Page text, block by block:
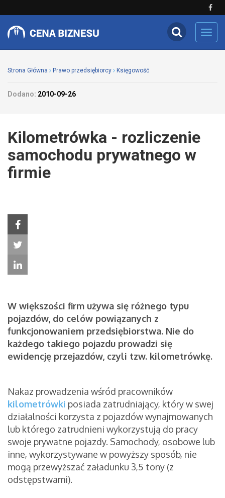
Strona Główna Prawo przedsiębiorcy Księgowość
Dodano: 2010-09-26
Kilometrówka - rozliczenie
samochodu prywatnego w
firmie
W większości firm używa się różnego typu
pojazdów, do celów powiązanych z
funkcjonowaniem przedsiębiorstwa. Nie do
każdego takiego pojazdu prowadzi się
ewidencję przejazdów, czyli tzw. kilometrówkę.
Nakaz prowadzenia wśród pracowników
kilometrówki posiada zatrudniający, który w swej
działalności korzysta z pojazdów wynajmowanych
lub którego zatrudnieni wykorzystują do pracy
swoje prywatne pojazdy. Samochody, osobowe lub
inne, wykorzystywane w powyższy sposób, nie
mogą przewyższać załadunku 3,5 tony (z
odstępstwami).